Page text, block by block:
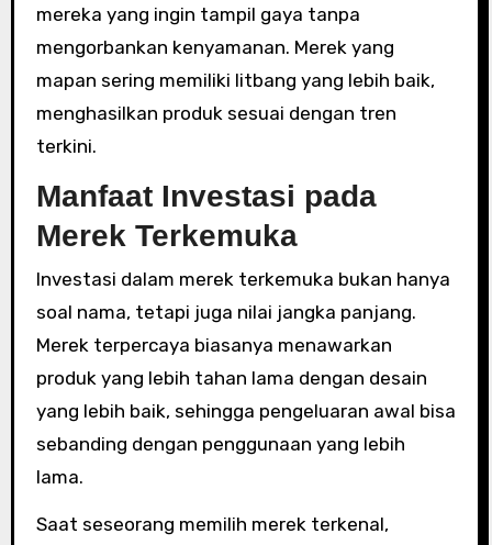
mereka yang ingin tampil gaya tanpa
mengorbankan kenyamanan. Merek yang
mapan sering memiliki litbang yang lebih baik,
menghasilkan produk sesuai dengan tren
terkini.
Manfaat Investasi pada
Merek Terkemuka
Investasi dalam merek terkemuka bukan hanya
soal nama, tetapi juga nilai jangka panjang.
Merek terpercaya biasanya menawarkan
produk yang lebih tahan lama dengan desain
yang lebih baik, sehingga pengeluaran awal bisa
sebanding dengan penggunaan yang lebih
lama.
Saat seseorang memilih merek terkenal,